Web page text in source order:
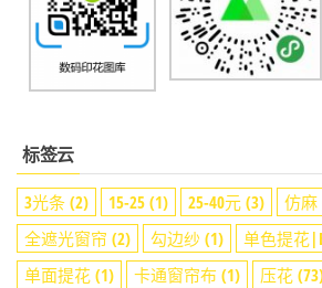
标签云
3光条 (2) 15-25 (1) 25-40元 (3) 仿麻
全遮光窗帘 (2) 勾边纱 (1) 单色提花
单面提花 (1) 卡通窗帘布 (1) 压花